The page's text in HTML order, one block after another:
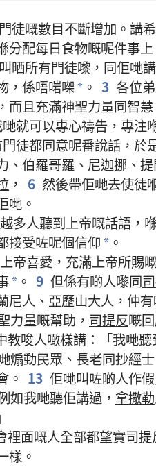
門徒嘅數目不斷增加 。 講
分配每日食物嘅呢件事上
叫晒所有門徒嚟 ， 同佢哋講
， 係唔啱㗎* 。 3 各位
， 而且充滿神聖力量同智慧
就可以專心禱告 ， 專注
門徒都同意呢番說話 ， 於
、 伯羅哥羅 、 尼迦挪 、
， 6 然後帶佢哋去使徒
哋 。
越多人聽到上帝嘅話語 ，
接受咗呢個信仰 * 。
上帝喜愛 ， 充滿上帝所賜
* 。 9 但係有啲人嚟同
尼人 、 亞歷山大人 ， 仲有
力量嘅幫助 ， 司提反嘅
教唆人噉樣講 ：「我哋聽
煽動民眾 、 長老同抄經士
。 13 佢哋叫咗啲人作
如我哋聽佢講過 ， 拿撒勒
裡面嘅人全部都望實司提
樣 。